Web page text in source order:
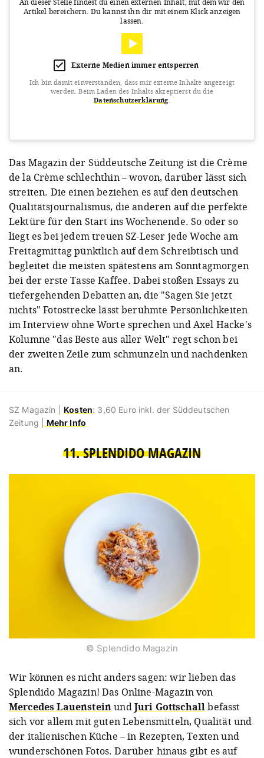
An dieser Stelle findest du einen externen Inhalt, mit dem wir den
Artikel bereichern. Du kannst ihn dir mit einem Klick anzeigen
lassen.
Externe Medien immer entsperren
Ich bin damit einverstanden, dass mir externe Inhalte angezeigt
werden. Beim Laden des Inhalts akzeptierst du die
Datenschutzerklärung.
Das Magazin der Süddeutsche Zeitung ist die Crème
de la Crème schlechthin – wovon, darüber lässt sich
streiten. Die einen beziehen es auf den deutschen
Qualitätsjournalismus, die anderen auf die perfekte
Lektüre für den Start ins Wochenende. So oder so
liegt es bei jedem treuen SZ-Leser jede Woche am
Freitagmittag pünktlich auf dem Schreibtisch und
begleitet die meisten spätestens am Sonntagmorgen
bei der erste Tasse Kaffee. Dabei stoßen Essays zu
tiefergehenden Debatten an, die "Sagen Sie jetzt
nichts" Fotostrecke lässt berühmte Persönlichkeiten
im Interview ohne Worte sprechen und Axel Hacke's
Kolumne "das Beste aus aller Welt" regt schon bei
der zweiten Zeile zum schmunzeln und nachdenken
an.
SZ Magazin |Kosten: 3,60 Euro inkl. der Süddeutschen
Zeitung |
Mehr Info
11. SPLENDIDO MAGAZIN
© Splendido Magazin
Wir können es nicht anders sagen: wir lieben das
Splendido Magazin! Das Online-Magazin von
Mercedes LauensteinundJuri Gottschallbefasst
sich vor allem mit guten Lebensmitteln, Qualität und
der italienischen Küche – in Rezepten, Texten und
wunderschönen Fotos. Darüber hinaus gibt es auf